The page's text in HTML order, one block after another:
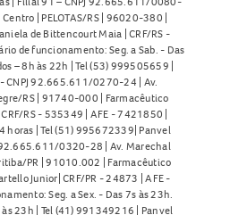
| PELOTAS/RS | 96020-380 |
de Bittencourt Maia | CRF/RS -
de funcionamento: Seg. a Sab. - Das
– 8h às 22h | Tel (53) 999505659 |
CNPJ 92.665.611/0270-24 | Av.
RS | 91740-000 | Farmacêutico
RS - 535349 | AFE - 7421850 |
horas | Tel (51) 995672339| Panvel
92.665.611/0320-28 | Av. Marechal
PR | 91010.002 | Farmacêutico
Junior| CRF/PR - 24873 | AFE -
Seg. a Sex. - Das 7s às 23h.
às 23h | Tel (41) 991349216 | Panvel